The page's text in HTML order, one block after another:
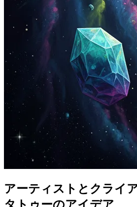
アーティストとクライ